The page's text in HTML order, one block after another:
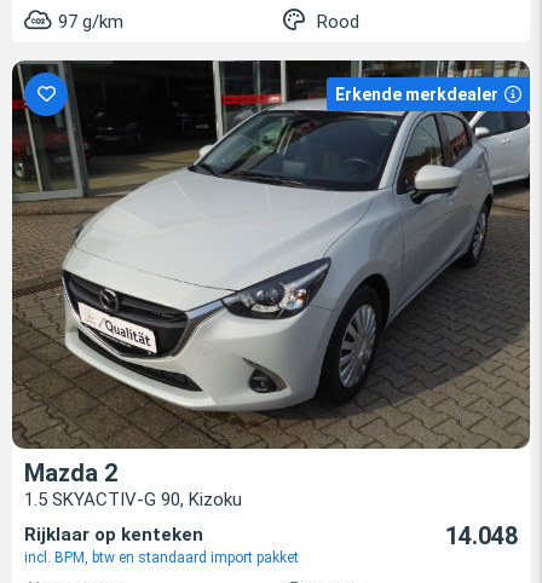
97 g/km Rood
Erkende merkdealer
Mazda 2
1.5 SKYACTIV-G 90, Kizoku
Rijklaar op kenteken
incl. BPM, btw en standaard import pakket
14.048